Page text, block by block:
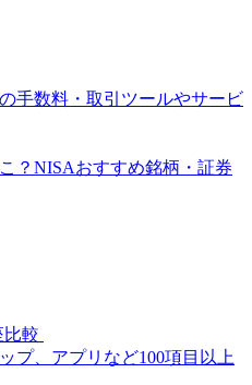
手数料・取引ツールやサービ
？NISAおすすめ銘柄・証券
比較
プ、アプリなど100項目以上